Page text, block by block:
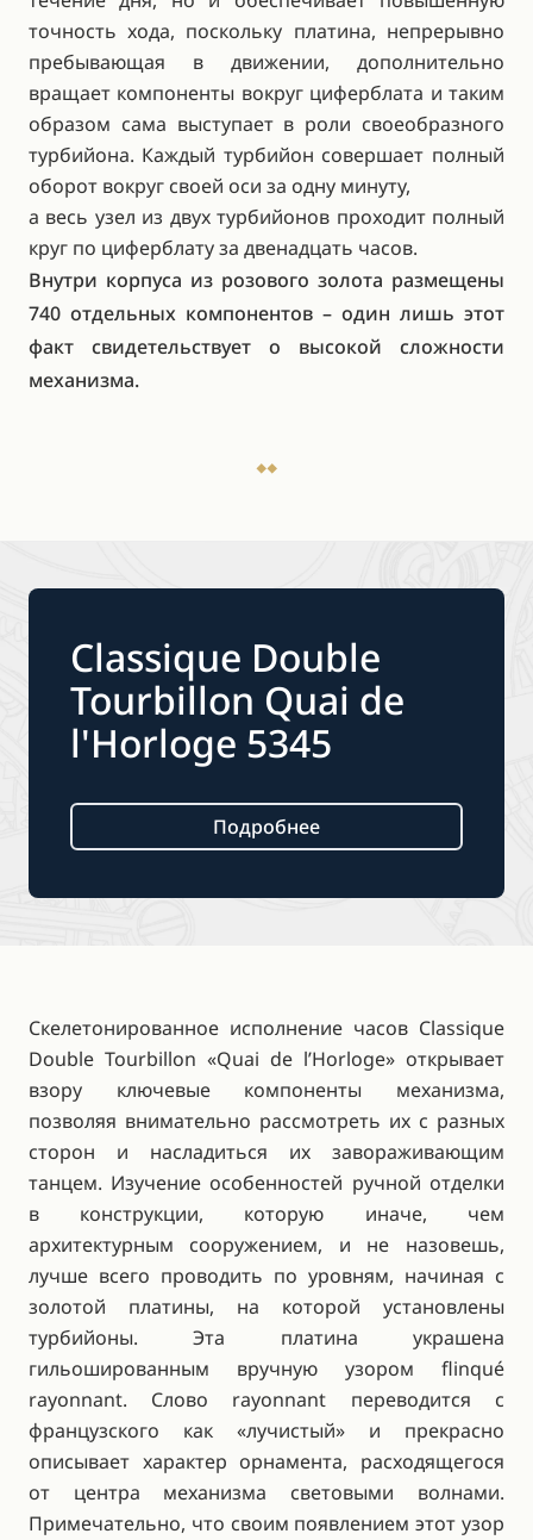
точность хода, поскольку платина, непрерывно
пребывающая в движении, дополнительно
вращает компоненты вокруг циферблата и таким
образом сама выступает в роли своеобразного
турбийона. Каждый турбийон совершает полный
оборот вокруг своей оси за одну минуту,
а весь узел из двух турбийонов проходит полный
круг по циферблату за двенадцать часов.
Внутри корпуса из розового золота размещены
740 отдельных компонентов – один лишь этот
факт свидетельствует о высокой сложности
механизма.
Classique Double
Tourbillon Quai de
l'Horloge 5345
Подробнее
Скелетонированное исполнение часов Classique
Double Tourbillon «Quai de l’Horloge» открывает
взору ключевые компоненты механизма,
позволяя внимательно рассмотреть их с разных
сторон и насладиться их завораживающим
танцем. Изучение особенностей ручной отделки
в конструкции, которую иначе, чем
архитектурным сооружением, и не назовешь,
лучше всего проводить по уровням, начиная с
золотой платины, на которой установлены
турбийоны. Эта платина украшена
гильошированным вручную узором flinqué
rayonnant. Слово rayonnant переводится с
французского как «лучистый» и прекрасно
описывает характер орнамента, расходящегося
от центра механизма световыми волнами.
Примечательно, что своим появлением этот узор